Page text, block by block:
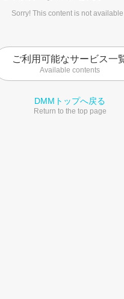
Sorry! This content is not
ご利用可能なサービス一
Available contents
DMMトップへ戻る
Return to the top page